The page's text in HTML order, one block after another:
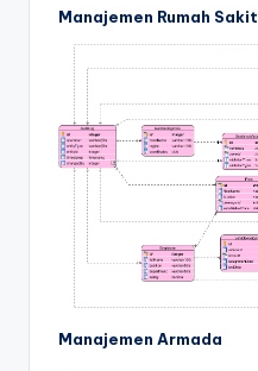
Manajemen Rumah Sakit
Manajemen Armada